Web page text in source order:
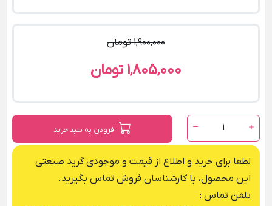
1,900,000 تومان
1,805,000 تومان
1 افزودن به سبد خرید
لطفا برای خرید و اطلاع از قیمت و موجودی گرید صنعتی
این محصول، با کارشناسان فروش تماس بگیرید.
تلفن تماس :